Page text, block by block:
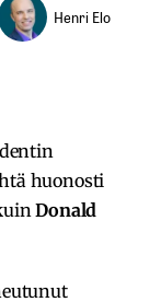
Henri Elo
huonosti
Donald